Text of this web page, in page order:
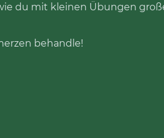
du mit kleinen Übungen
behandle!